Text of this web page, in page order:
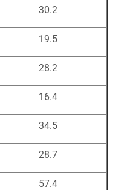
30.2
19.5
28.2
16.4
34.5
28.7
57.4